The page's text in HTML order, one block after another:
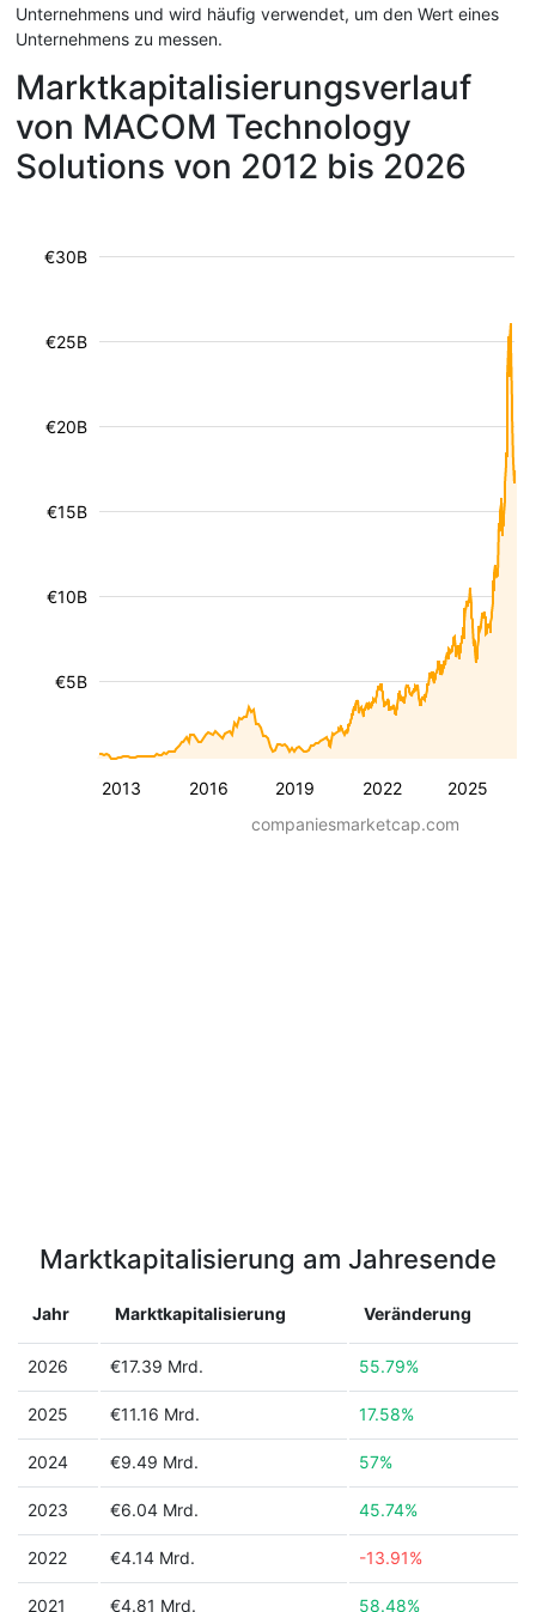
Unternehmens und wird häufig verwendet, um den Wert eines
Unternehmens zu messen.
Marktkapitalisierungsverlauf
von MACOM Technology
Solutions von 2012 bis 2026
2013 2016 2019 2022 2025
€5B
€10B
€15B
€20B
€25B
€30B
companiesmarketcap.com
Marktkapitalisierung am Jahresende
Jahr Marktkapitalisierung Veränderung
2026 €17.39 Mrd. 55.79%
2025 €11.16 Mrd. 17.58%
2024 €9.49 Mrd. 57%
2023 €6.04 Mrd. 45.74%
2022 €4.14 Mrd. -13.91%
2021 €4.81 Mrd. 58.48%